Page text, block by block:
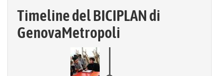
Timeline del BICIPLAN di
GenovaMetropoli